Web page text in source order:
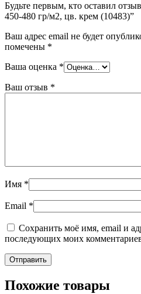
Будьте первым, кто оставил
450-480 гр/м2, цв. крем (10483)”
Ваш адрес email не будет
помечены *
Ваша оценка *
Ваш отзыв *
Имя *
Email *
Сохранить моё имя, email и
последующих моих
Похожие товары